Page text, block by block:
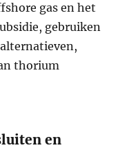
gas en het
gebruiken
thorium
en